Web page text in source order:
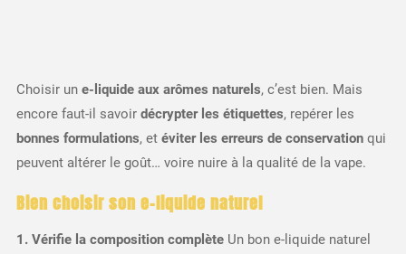
Choisir un e-liquide aux arômes naturels, c’est bien. Mais
encore faut-il savoir décrypter les étiquettes, repérer les
bonnes formulations, et éviter les erreurs de conservationqui
peuvent altérer le goût… voire nuire à la qualité de la vape.
Bien choisir son e-liquide naturel
1. Vérifie la composition complèteUn bon e-liquide naturel